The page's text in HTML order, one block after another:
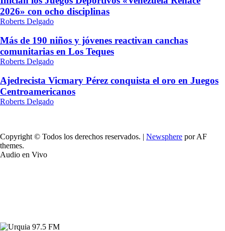
2026» con ocho disciplinas
Roberts Delgado
Más de 190 niños y jóvenes reactivan canchas
comunitarias en Los Teques
Roberts Delgado
Ajedrecista Vicmary Pérez conquista el oro en Juegos
Centroamericanos
Roberts Delgado
Copyright © Todos los derechos reservados. | Newsphere por AF
themes.
Audio en Vivo